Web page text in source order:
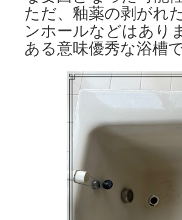
ただ、釉薬の剥がれ
ンホールなどはあり
ある意味優秀な浴槽で